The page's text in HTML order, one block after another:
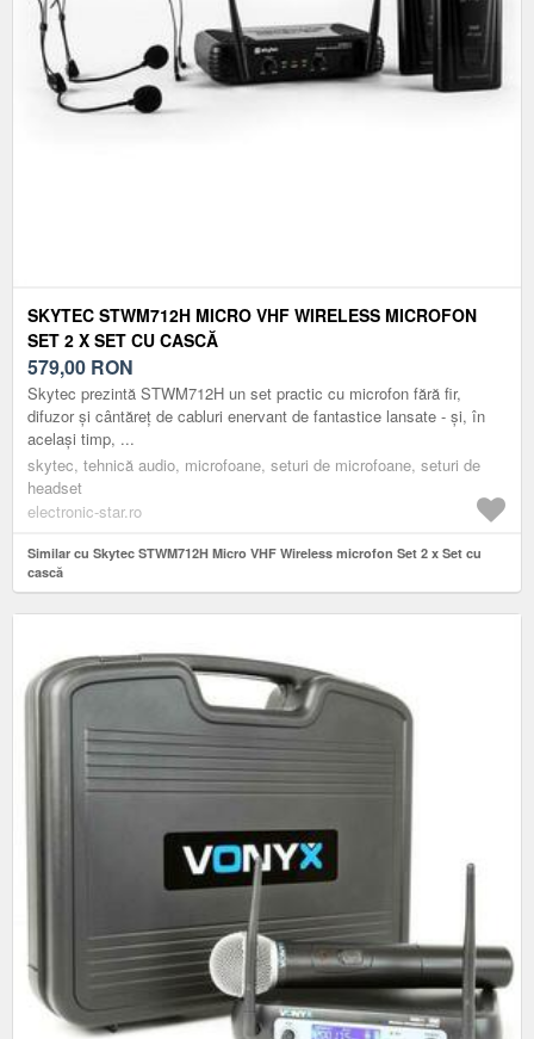
SKYTEC STWM712H MICRO VHF WIRELESS MICROFON
SET 2 X SET CU CASCĂ
579,00 RON
Skytec prezintă STWM712H un set practic cu microfon fără fir,
difuzor și cântăreț de cabluri enervant de fantastice lansate - și, în
același timp, ...
skytec, tehnică audio, microfoane, seturi de microfoane, seturi de
headset
electronic-star.ro
Similar cu Skytec STWM712H Micro VHF Wireless microfon Set 2 x Set cu
cască